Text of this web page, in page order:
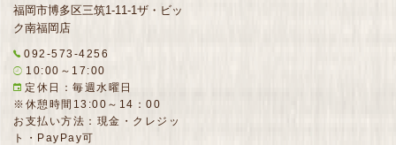
福岡市博多区三筑1-11-1ザ・ビッ
ク南福岡店
092-573-4256
10:00～17:00
定休日：毎週水曜日
※休憩時間13:00～14：00
お支払い方法：現金・クレジッ
ト・PayPay可